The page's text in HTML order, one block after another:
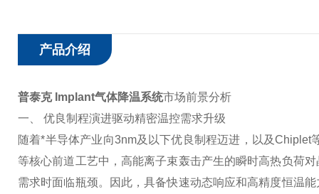
产品介绍
普泰克 Implant气体降温系统市场前景分析
一、 优良制程演进驱动精密温控需求升级
随着*半导体产业向3nm及以下优良制程迈进，以及
等核心前道工艺中，高能离子束轰击产生的瞬时高热负荷
需求时面临瓶颈。因此，具备快速动态响应和高精度恒温